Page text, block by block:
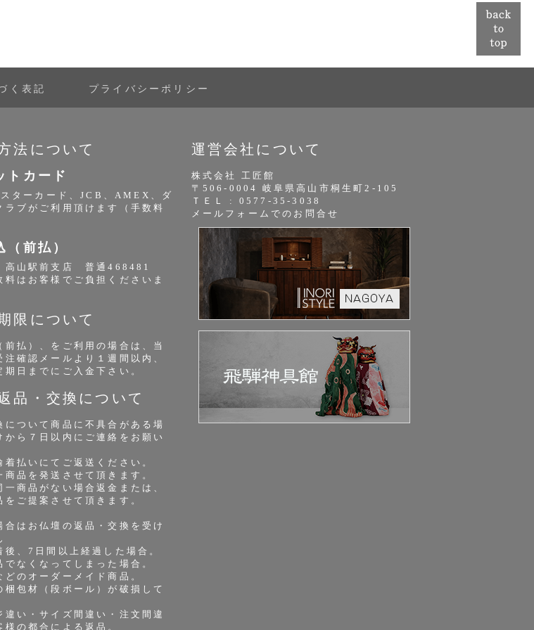
く表記 プライバシーポリシー
法について
トカード
ターカード、JCB、AMEX、ダ
ラブがご利用頂けます（手数料
（前払）
山駅前支店 普通468481
はお客様でご負担くださいま
限について
前払）、をご利用の場合は、当
注確認メールより１週間以内、
期日までにご入金下さい。
品・交換について
について商品に不具合がある場
から７日以内にご連絡をお願い
着払いにてご返送ください。
商品を発送させて頂きます。
一商品がない場合返金または、
をご提案させて頂きます。
はお仏壇の返品・交換を受け
後、7日間以上経過した場合。
でなくなってしまった場合。
どのオーダーメイド商品。
梱包材（段ボール）が破損して
違い・サイズ間違い・注文間違
様の都合による返品。
運営会社について
株式会社 工匠館
〒506-0004 岐阜県高山市桐生町2-105
ＴＥＬ : 0577-35-3038
メールフォームでのお問合せ